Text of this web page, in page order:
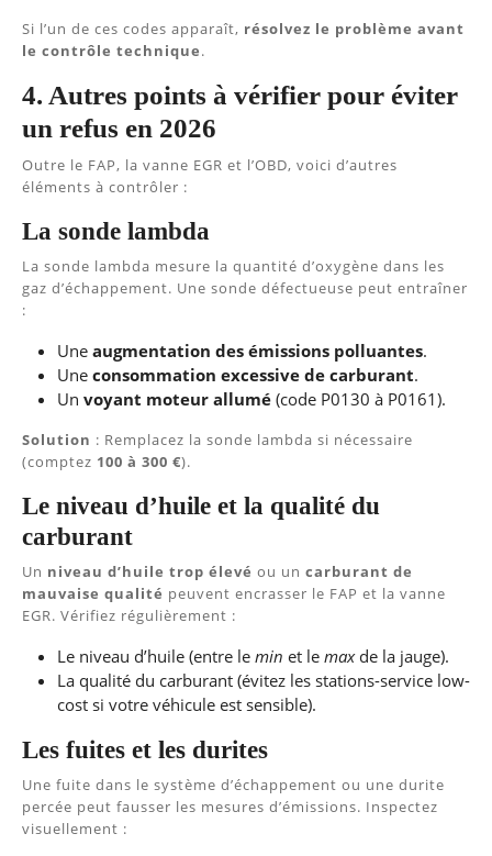
Si l’un de ces codes apparaît, résolvez le problème avant
le contrôle technique.
4. Autres points à vérifier pour éviter
un refus en 2026
Outre le FAP, la vanne EGR et l’OBD, voici d’autres
éléments à contrôler :
La sonde lambda
La sonde lambda mesure la quantité d’oxygène dans les
gaz d’échappement. Une sonde défectueuse peut entraîner
:
Une augmentation des émissions polluantes.
Une consommation excessive de carburant.
Un voyant moteur allumé (code P0130 à P0161).
Solution : Remplacez la sonde lambda si nécessaire
(comptez 100 à 300 €).
Le niveau d’huile et la qualité du
carburant
Un niveau d’huile trop élevé ou un carburant de
mauvaise qualité peuvent encrasser le FAP et la vanne
EGR. Vérifiez régulièrement :
Le niveau d’huile (entre le min et le maxde la jauge).
La qualité du carburant (évitez les stations-service low-
cost si votre véhicule est sensible).
Les fuites et les durites
Une fuite dans le système d’échappement ou une durite
percée peut fausser les mesures d’émissions. Inspectez
visuellement :